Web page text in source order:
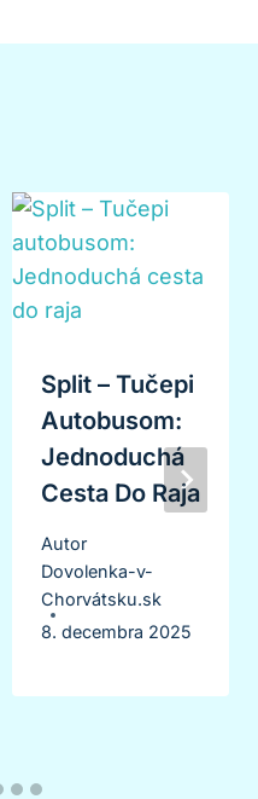
Split – Tučepi
Autobusom:
Jednoduchá
Cesta Do Raja
Autor
Dovolenka-v-
Chorvátsku.sk
8. decembra 2025